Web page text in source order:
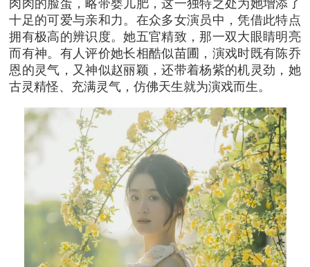
肉肉的脸蛋，略带婴儿肥，这一独特之处为她增添了
十足的可爱与亲和力。在众多女演员中，凭借此特点
拥有极高的辨识度。她五官精致，那一双大眼睛明亮
而有神。有人评价她长相酷似苗圃，演戏时既有陈乔
恩的灵气，又神似赵丽颖，还带着杨紫的机灵劲，她
古灵精怪、充满灵气，仿佛天生就为演戏而生。